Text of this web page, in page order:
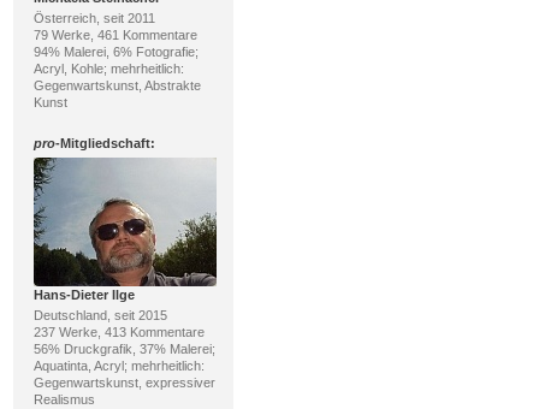
Österreich, seit 2011
79 Werke, 461 Kommentare
94% Malerei, 6% Fotografie;
Acryl, Kohle; mehrheitlich:
Gegenwartskunst, Abstrakte
Kunst
pro-Mitgliedschaft:
Hans-Dieter Ilge
Deutschland, seit 2015
237 Werke, 413 Kommentare
56% Druckgrafik, 37% Malerei;
Aquatinta, Acryl; mehrheitlich:
Gegenwartskunst, expressiver
Realismus